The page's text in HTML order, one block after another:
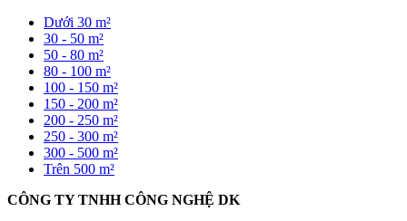
Dưới 30 m²
30 - 50 m²
50 - 80 m²
80 - 100 m²
100 - 150 m²
150 - 200 m²
200 - 250 m²
250 - 300 m²
300 - 500 m²
Trên 500 m²
CÔNG TY TNHH CÔNG NGHỆ DK